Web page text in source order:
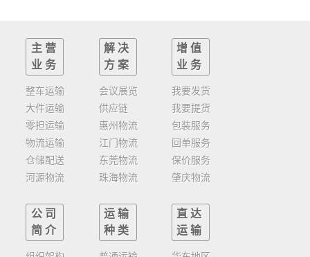
主营
业务
整车运输
大件运输
零担运输
物流运输
仓储配送
河源物流
解决
方案
会议展览
供应链
惠州物流
江门物流
东莞物流
珠海物流
增值
业务
我要发货
我要提货
包装服务
回单服务
保价服务
肇庆物流
公司
简介
运输
种类
直达
运输